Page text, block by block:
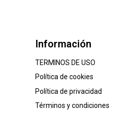
Información
TERMINOS DE USO
Política de cookies
Política de privacidad
Términos y condiciones